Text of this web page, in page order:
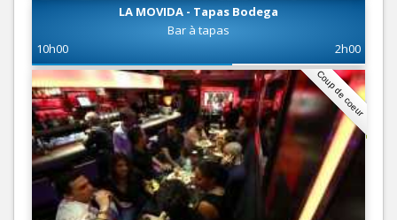
LA MOVIDA - Tapas Bodega
Bar à tapas
10h00
2h00
Coup de coeur